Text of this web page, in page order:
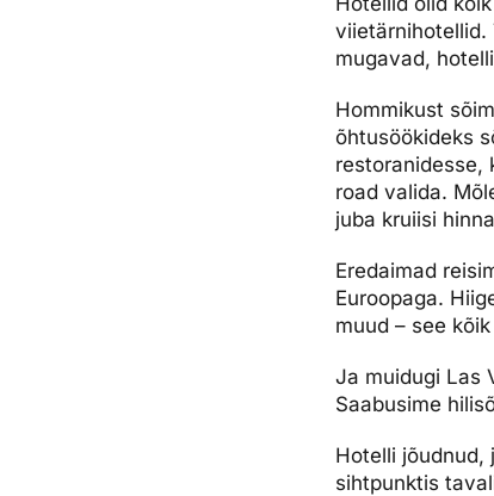
viietärnihotellid.
mugavad,
Hommikust
õhtusöökideks
restoranidesse,
road valida.
juba kruiisi
Eredaimad
Euroopaga.
muud – see
Ja muidugi Las
Saabusime
Hotelli jõudnud,
sihtpunktis